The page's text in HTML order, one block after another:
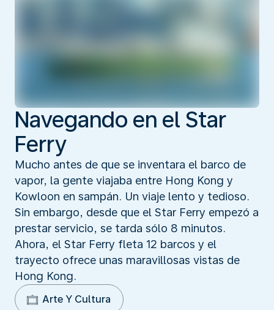
Navegando en el Star
Ferry
Mucho antes de que se inventara el barco de
vapor, la gente viajaba entre Hong Kong y
Kowloon en sampán. Un viaje lento y tedioso.
Sin embargo, desde que el Star Ferry empezó a
prestar servicio, se tarda sólo 8 minutos.
Ahora, el Star Ferry fleta 12 barcos y el
trayecto ofrece unas maravillosas vistas de
Hong Kong.
Arte Y Cultura